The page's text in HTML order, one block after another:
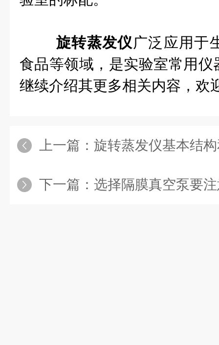
旋转蒸发仪广泛应用于
食品等领域，是实验室常用
继续介绍其更多相关内容，欢
上一篇： 旋转蒸发仪基本结
下一篇： 选择隔膜真空泵要